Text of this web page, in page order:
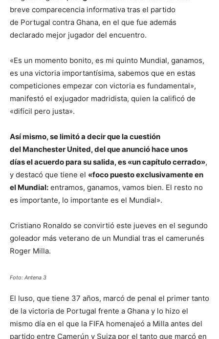
breve comparecencia informativa tras el partido
de Portugal contra Ghana, en el que fue además
declarado mejor jugador del encuentro.
«Es un momento bonito, es mi quinto Mundial, ganamos,
es una victoria importantísima, sabemos que en estas
competiciones empezar con victoria es fundamental»,
manifestó el exjugador madridista, quien la calificó de
«difícil pero justa».
Así mismo, se limitó a decir que la cuestión
del Manchester United, del que anunció hace unos
días el acuerdo para su salida, es «un capítulo cerrado»,
y destacó que tiene el «foco puesto exclusivamente en
el Mundial: entramos, ganamos, vamos bien. El resto no
es importante, lo importante es el Mundial».
Cristiano Ronaldo se convirtió este jueves en el segundo
goleador más veterano de un Mundial tras el camerunés
Roger Milla.
Foto: Antena 3
El luso, que tiene 37 años, marcó de penal el primer tanto
de la victoria de Portugal frente a Ghana y lo hizo el
mismo día en el que la FIFA homenajeó a Milla antes del
partido entre Camerún y Suiza por el tanto que marcó en